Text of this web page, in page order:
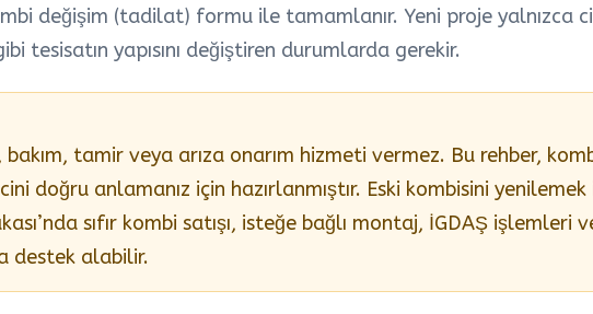
değişim (tadilat) formu ile tamamlanır. Yeni proje yalnızca
tesisatın yapısını değiştiren durumlarda gerekir.
tamir veya arıza onarım hizmeti vermez. Bu rehber,
doğru anlamanız için hazırlanmıştır. Eski kombisini yenilemek
sıfır kombi satışı, isteğe bağlı montaj, İGDAŞ işlemleri
destek alabilir.